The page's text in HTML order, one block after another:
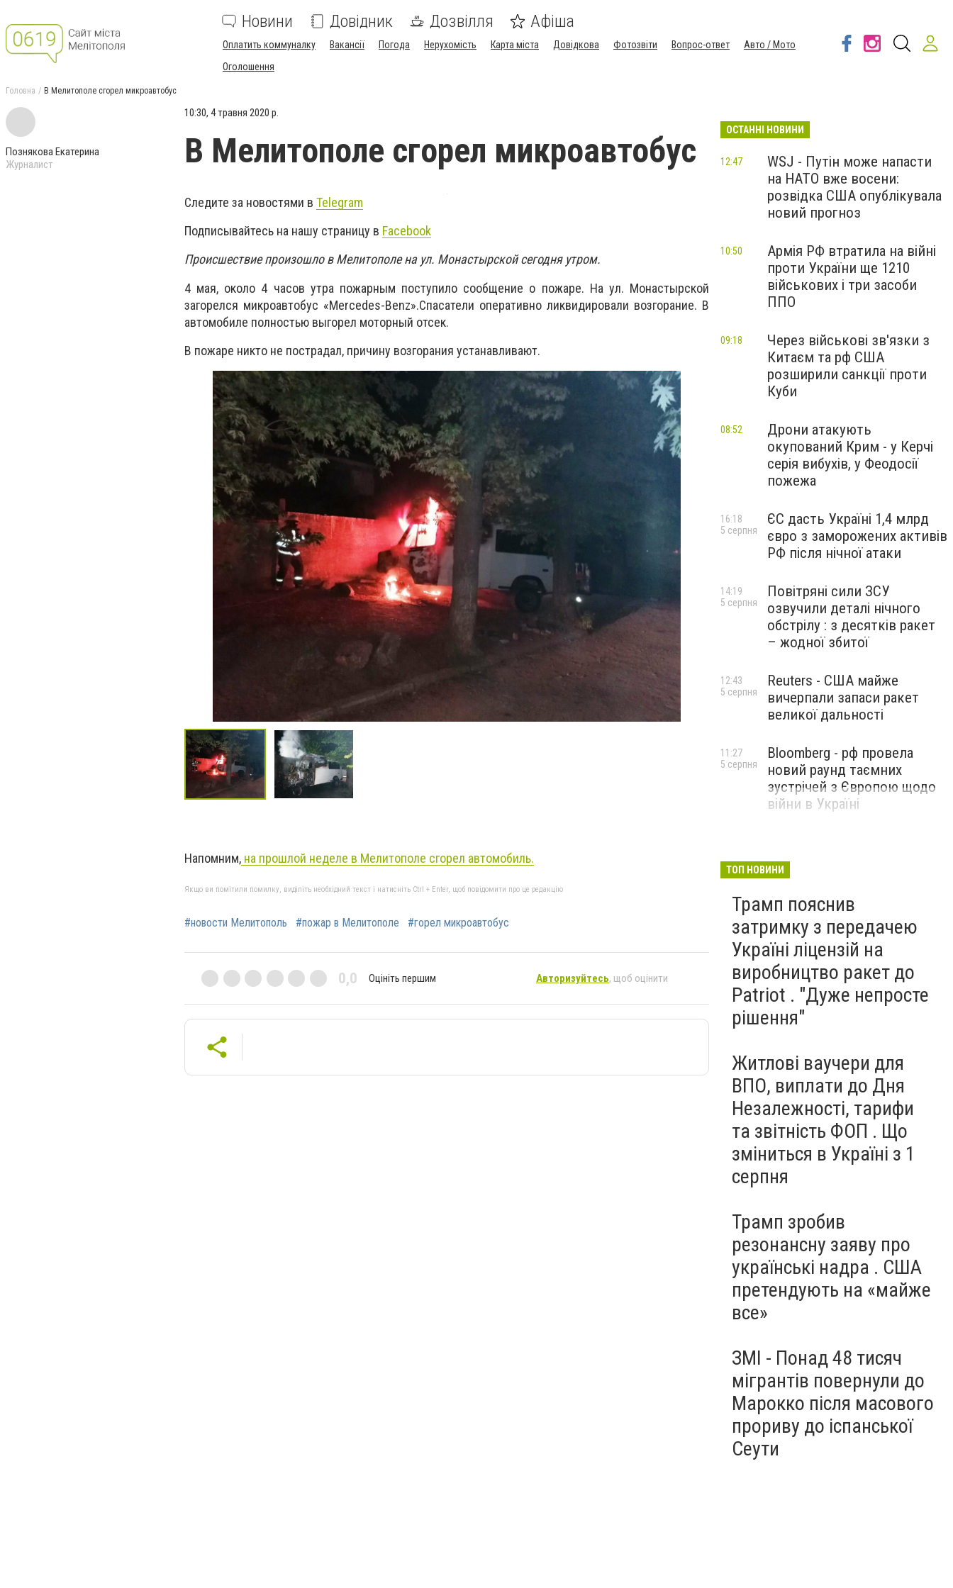
Новини Довідник Дозвілля Афіша
Оплатить коммуналку Вакансії Погода Нерухомість Карта міста Довідкова Фотозвіти Вопрос-ответ
Авто / Мото
Оголошення
Головна В Мелитополе сгорел микроавтобус
Познякова Екатерина
Журналист
10:30, 4 травня 2020 р.
В Мелитополе сгорел микроавтобус
Следите за новостями в Telegram
Подписывайтесь на нашу страницу в Facebook
Происшествие произошло в Мелитополе на ул. Монастырской сегодня утром.
4 мая, около 4 часов утра пожарным поступило сообщение о пожаре. На ул. Монастырской
загорелся микроавтобус «Mercedes-Benz».Спасатели оперативно ликвидировали возгорание. В
автомобиле полностью выгорел моторный отсек.
В пожаре никто не пострадал, причину возгорания устанавливают.
Напомним, на прошлой неделе в Мелитополе сгорел автомобиль.
Якщо ви помітили помилку, виділіть необхідний текст і натисніть Ctrl + Enter, щоб повідомити про це редакцію
#новости Мелитополь #пожар в Мелитополе #горел микроавтобус
0,0 Оцініть першим Авторизуйтесь, щоб оцінити
ОСТАННІ НОВИНИ
WSJ - Путін може напасти
на НАТО вже восени:
розвідка США опублікувала
новий прогноз
12:47
Армія РФ втратила на війні
проти України ще 1210
військових і три засоби
ППО
10:50
Через військові зв'язки з
Китаєм та рф США
розширили санкції проти
Куби
09:18
Дрони атакують
окупований Крим - у Керчі
серія вибухів, у Феодосії
пожежа
08:52
ЄС дасть Україні 1,4 млрд
євро з заморожених активів
РФ після нічної атаки
16:18
5 серпня
Повітряні сили ЗСУ
озвучили деталі нічного
обстрілу : з десятків ракет
– жодної збитої
14:19
5 серпня
Reuters - США майже
вичерпали запаси ракет
великої дальності
12:43
5 серпня
Bloomberg - рф провела
новий раунд таємних
зустрічей з Європою щодо
війни в Україні
11:27
5 серпня
ТОП НОВИНИ
Трамп пояснив
затримку з передачею
Україні ліцензій на
виробництво ракет до
Patriot . "Дуже непросте
рішення"
Житлові ваучери для
ВПО, виплати до Дня
Незалежності, тарифи
та звітність ФОП . Що
зміниться в Україні з 1
серпня
Трамп зробив
резонансну заяву про
українські надра . США
претендують на «майже
все»
ЗМІ - Понад 48 тисяч
мігрантів повернули до
Марокко після масового
прориву до іспанської
Сеути